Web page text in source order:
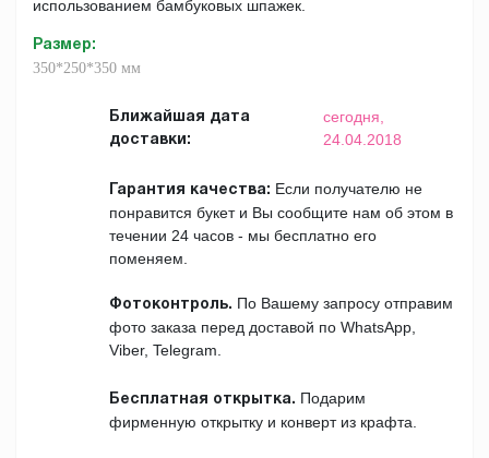
использованием бамбуковых шпажек.
Размер:
350*250*350 мм
Ближайшая дата
доставки:
сегодня,
24.04.2018
Гарантия качества: Если получателю не
понравится букет и Вы сообщите нам об этом в
течении 24 часов - мы бесплатно его
поменяем.
Фотоконтроль. По Вашему запросу отправим
фото заказа перед доставой по WhatsApp,
Viber, Telegram.
Бесплатная открытка. Подарим
фирменную открытку и конверт из крафта.